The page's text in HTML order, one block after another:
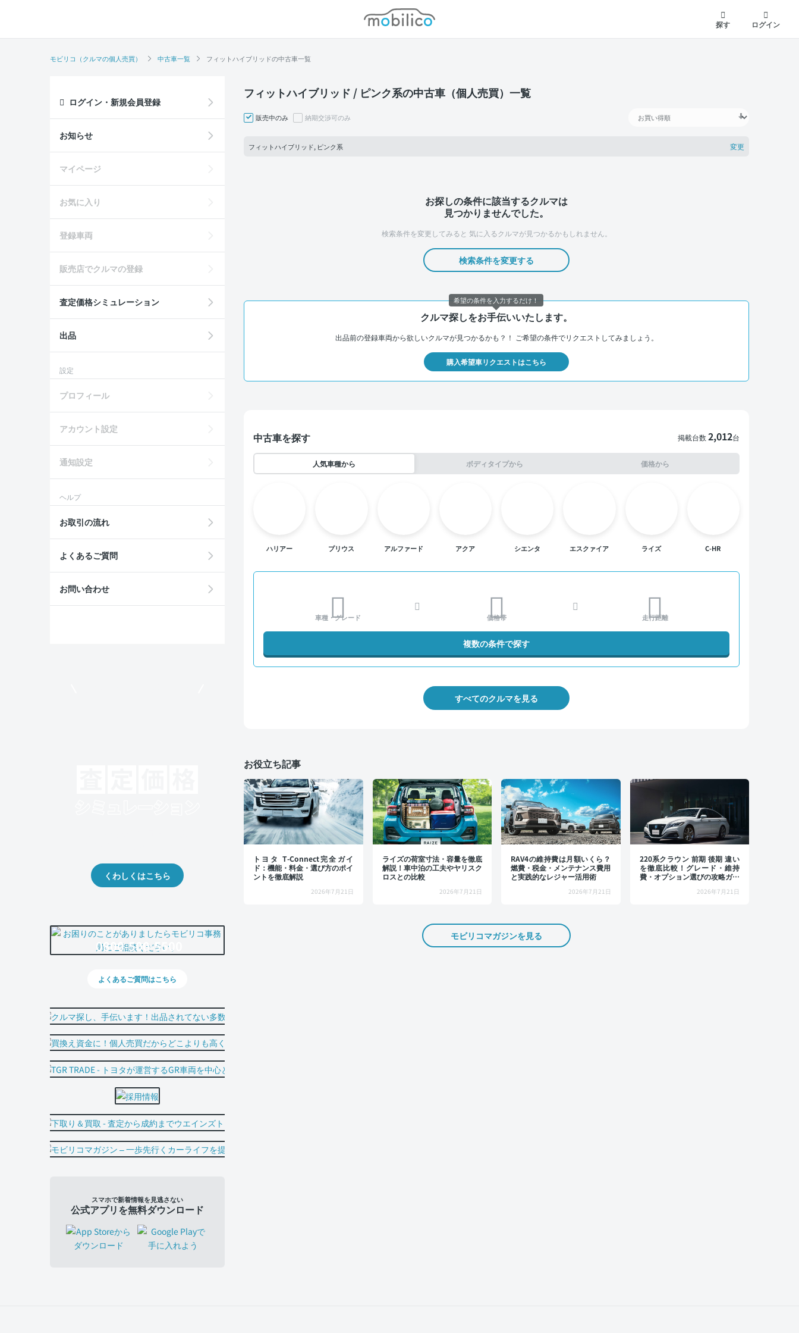
モビリコ
探す
ログイン
モビリコ（クルマの個人売買） 中古車一覧 フィットハイブリッドの中古車一覧
フィットハイブリッド / ピンク系の中古車（個人売買）一覧
販売中のみ 納期交渉可のみ
フィットハイブリッド, ピンク系 変更
お探しの条件に該当するクルマは
見つかりませんでした。
検索条件を変更してみると 気に入るクルマが見つかるかもしれません。
検索条件を変更する
クルマ探しをお手伝いいたします。
出品前の登録車両から欲しいクルマが見つかるかも？！ ご希望の条件でリクエストしてみましょう。
購入希望車リクエストはこちら
中古車を探す 掲載台数2,012台
人気車種から ボディタイプから 価格から
ハリアー プリウス アルファード アクア シエンタ エスクァイア ライズ C-HR
車種・グレード 価格帯 走行距離
複数の条件で探す
すべてのクルマを見る
お役立ち記事
トヨタ T-Connect完全ガイ
ド：機能・料金・選び方のポイ
ントを徹底解説
2026年7月21日
ライズの荷室寸法・容量を徹底
解説！車中泊の工夫やヤリスク
ロスとの比較
2026年7月21日
RAV4の維持費は月額いくら？
燃費・税金・メンテナンス費用
と実践的なレジャー活用術
2026年7月21日
220系クラウン 前期 後期 違い
を徹底比較！グレード・維持
費・オプション選びの攻略ガイ
2026年7月21日
モビリコマガジンを見る
ログイン・新規会員登録
お知らせ
マイページ
お気に入り
登録車両
販売店でクルマの登録
査定価格シミュレーション
出品
設定
プロフィール
アカウント設定
通知設定
ヘルプ
お取引の流れ
よくあるご質問
お問い合わせ
くわしくはこちら
0800-500-5500
よくあるご質問はこちら
スマホで新着情報を見逃さない
公式アプリを無料ダウンロード
希望の条件を入力するだけ！